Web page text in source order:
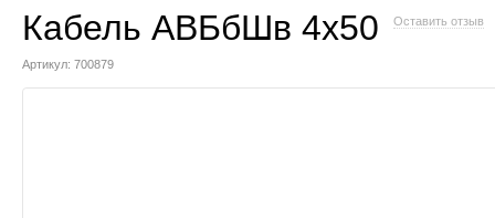
Кабель АВБбШв 4х50 Оставить отзыв
Артикул: 700879